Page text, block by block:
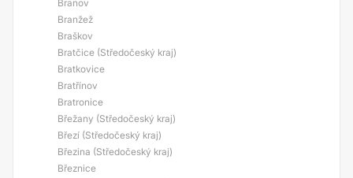
Branov
Branžež
Braškov
Bratčice (Středočeský kraj)
Bratkovice
Bratřínov
Bratronice
Břežany (Středočeský kraj)
Březí (Středočeský kraj)
Březina (Středočeský kraj)
Březnice